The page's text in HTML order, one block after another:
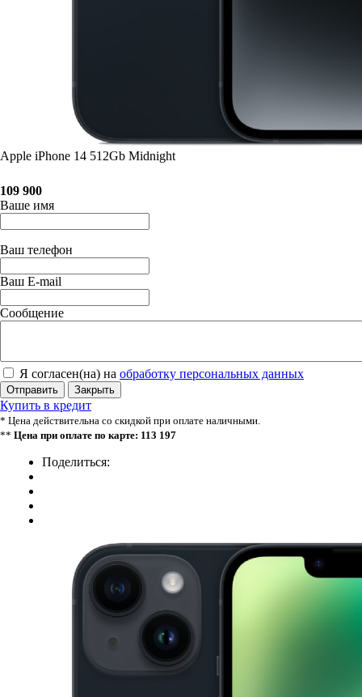
Apple iPhone 14 512Gb Midnight
109 900
Ваше имя
Ваш телефон
Ваш E-mail
Сообщение
Я согласен(на) на обработку персональных данных
Отправить Закрыть
Купить в кредит
* Цена действительна со скидкой при оплате наличными.
** Цена при оплате по карте: 113 197
Поделиться: